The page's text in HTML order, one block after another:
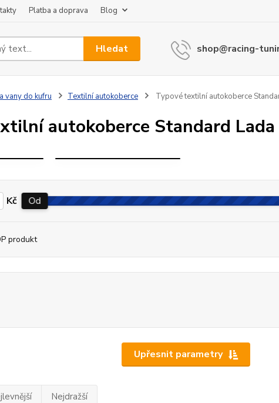
Platba a doprava Blog
Hledat shop@racing-
vany do kufru Textilní autokoberce Typové textilní autokoberce
autokoberce Standard Lada
TYPOVÉ
STANDARD
Upřesnit parametry
Kč Od
produkt
Nejdražší